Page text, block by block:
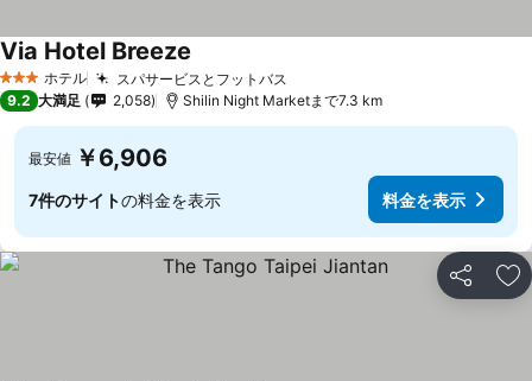
3 ホテルのランク
ホテル スパサービスとフットバス
Via Hotel Breeze
9.2 大満足 2,058 Shilin Night Marketまで7.3 km
最安値 ￥6,906
7件のサイトの料金を表示 料金を表示
シェア お